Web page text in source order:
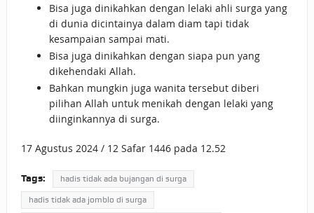
Bisa juga dinikahkan dengan lelaki ahli surga yang
di dunia dicintainya dalam diam tapi tidak
kesampaian sampai mati.
Bisa juga dinikahkan dengan siapa pun yang
dikehendaki Allah.
Bahkan mungkin juga wanita tersebut diberi
pilihan Allah untuk menikah dengan lelaki yang
diinginkannya di surga.
17 Agustus 2024 / 12 Safar 1446 pada 12.52
Tags: hadis tidak ada bujangan di surga
hadis tidak ada jomblo di surga